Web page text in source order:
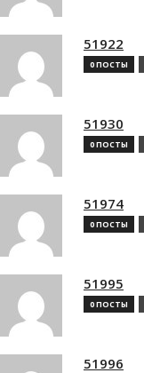
51922
0 ПОСТЫ
51930
0 ПОСТЫ
51974
0 ПОСТЫ
51995
0 ПОСТЫ
51996